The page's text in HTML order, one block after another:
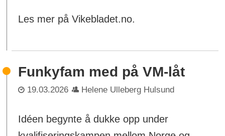
Les mer på Vikebladet.no.
Funkyfam med på VM-låt
19.03.2026 Helene Ulleberg Hulsund
Idéen begynte å dukke opp under